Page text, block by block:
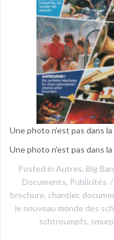
Une photo n’est pas dans
Une photo n'est pas dans
Posted in Autres, Big
Documents, Publicités
brochure, chantier,
le nouveau monde des
schtroumpfs,